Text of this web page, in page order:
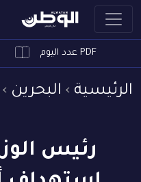
PDF عدد اليوم
الرئيسية البحرين
رئيس